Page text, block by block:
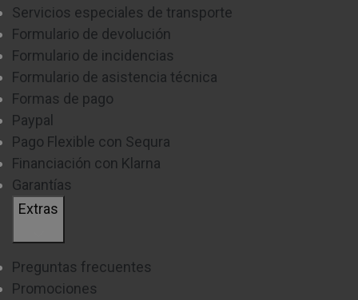
Servicios especiales de transporte
Formulario de devolución
Formulario de incidencias
Formulario de asistencia técnica
Formas de pago
Paypal
Pago Flexible con Sequra
Financiación con Klarna
Garantías
Extras
Preguntas frecuentes
Promociones